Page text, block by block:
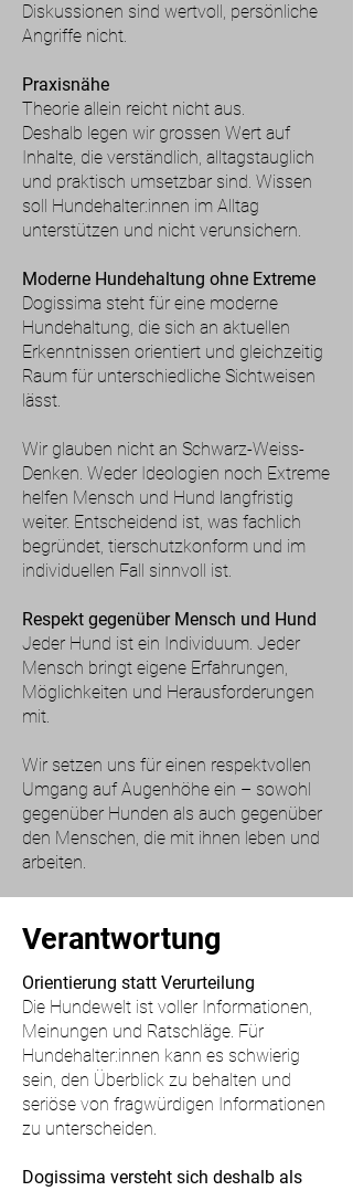
Diskussionen sind wertvoll, persönliche
Angriffe nicht.
Praxisnähe
Theorie allein reicht nicht aus.
Deshalb legen wir grossen Wert auf
Inhalte, die verständlich, alltagstauglich
und praktisch umsetzbar sind. Wissen
soll Hundehalter:innen im Alltag
unterstützen und nicht verunsichern.
Moderne Hundehaltung ohne Extreme
Dogissima steht für eine moderne
Hundehaltung, die sich an aktuellen
Erkenntnissen orientiert und gleichzeitig
Raum für unterschiedliche Sichtweisen
lässt.
Wir glauben nicht an Schwarz-Weiss-
Denken. Weder Ideologien noch Extreme
helfen Mensch und Hund langfristig
weiter. Entscheidend ist, was fachlich
begründet, tierschutzkonform und im
individuellen Fall sinnvoll ist.
Respekt gegenüber Mensch und Hund
Jeder Hund ist ein Individuum. Jeder
Mensch bringt eigene Erfahrungen,
Möglichkeiten und Herausforderungen
mit.
Wir setzen uns für einen respektvollen
Umgang auf Augenhöhe ein – sowohl
gegenüber Hunden als auch gegenüber
den Menschen, die mit ihnen leben und
arbeiten.
Verantwortung
Orientierung statt Verurteilung
Die Hundewelt ist voller Informationen,
Meinungen und Ratschläge. Für
Hundehalter:innen kann es schwierig
sein, den Überblick zu behalten und
seriöse von fragwürdigen Informationen
zu unterscheiden.
Dogissima versteht sich deshalb als